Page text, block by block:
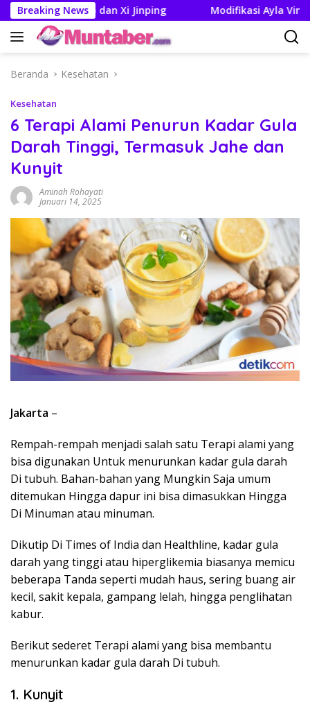
Langsung
ke
konten
Breaking News
Trump dan Xi Jinping Modifikasi Ayla Vintage dan
Beranda Kesehatan
Kesehatan
6 Terapi Alami Penurun Kadar Gula
Darah Tinggi, Termasuk Jahe dan
Kunyit
Aminah Rohayati
Januari 14, 2025
Jakarta –
Rempah-rempah menjadi salah satu Terapi alami yang
bisa digunakan Untuk menurunkan kadar gula darah
Di tubuh. Bahan-bahan yang Mungkin Saja umum
ditemukan Hingga dapur ini bisa dimasukkan Hingga
Di Minuman atau minuman.
Dikutip Di Times of India dan Healthline, kadar gula
darah yang tinggi atau hiperglikemia biasanya memicu
beberapa Tanda seperti mudah haus, sering buang air
kecil, sakit kepala, gampang lelah, hingga penglihatan
kabur.
Berikut sederet Terapi alami yang bisa membantu
menurunkan kadar gula darah Di tubuh.
1. Kunyit